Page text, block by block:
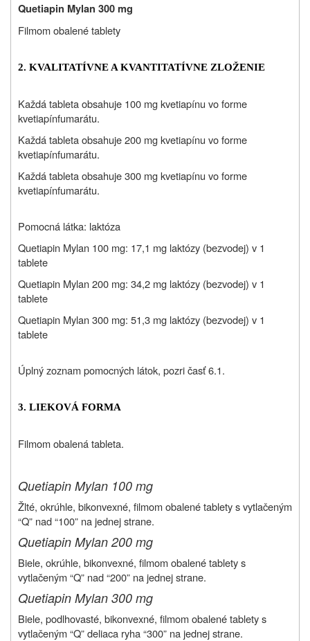
Quetiapin Mylan 300 mg
Filmom obalené tablety
2. KVALITATÍVNE A KVANTITATÍVNE ZLOŽENIE
Každá tableta obsahuje 100 mg kvetiapínu vo forme
kvetiapínfumarátu.
Každá tableta obsahuje 200 mg kvetiapínu vo forme
kvetiapínfumarátu.
Každá tableta obsahuje 300 mg kvetiapínu vo forme
kvetiapínfumarátu.
Pomocná látka: laktóza
Quetiapin Mylan 100 mg: 17,1 mg laktózy (bezvodej) v 1
tablete
Quetiapin Mylan 200 mg: 34,2 mg laktózy (bezvodej) v 1
tablete
Quetiapin Mylan 300 mg: 51,3 mg laktózy (bezvodej) v 1
tablete
Úplný zoznam pomocných látok, pozri časť 6.1.
3. LIEKOVÁ FORMA
Filmom obalená tableta.
Quetiapin Mylan 100 mg
Žlté, okrúhle, bikonvexné, filmom obalené tablety s vytlačeným
“Q” nad “100” na jednej strane.
Quetiapin Mylan 200 mg
Biele, okrúhle, bikonvexné, filmom obalené tablety s
vytlačeným “Q” nad “200” na jednej strane.
Quetiapin Mylan 300 mg
Biele, podlhovasté, bikonvexné, filmom obalené tablety s
vytlačeným “Q” deliaca ryha “300” na jednej strane.